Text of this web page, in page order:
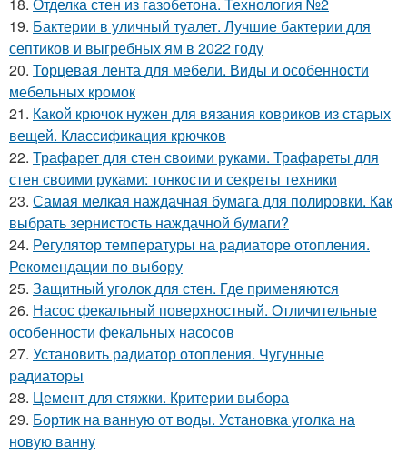
19. Бактерии в уличный туалет. Лучшие бактерии для
септиков и выгребных ям в 2022 году
20. Торцевая лента для мебели. Виды и особенности
мебельных кромок
21. Какой крючок нужен для вязания ковриков из старых
вещей. Классификация крючков
22. Трафарет для стен своими руками. Трафареты для
стен своими руками: тонкости и секреты техники
23. Самая мелкая наждачная бумага для полировки. Как
выбрать зернистость наждачной бумаги?
24. Регулятор температуры на радиаторе отопления.
Рекомендации по выбору
25. Защитный уголок для стен. Где применяются
26. Насос фекальный поверхностный. Отличительные
особенности фекальных насосов
27. Установить радиатор отопления. Чугунные
радиаторы
28. Цемент для стяжки. Критерии выбора
29. Бортик на ванную от воды. Установка уголка на
новую ванну